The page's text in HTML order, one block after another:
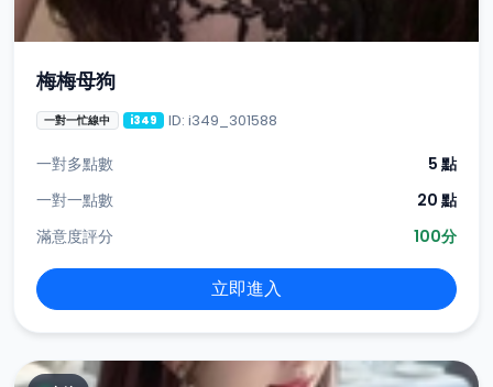
梅梅母狗
一對一忙線中 i349 ID: i349_301588
一對多點數
5 點
一對一點數
20 點
滿意度評分
100分
立即進入